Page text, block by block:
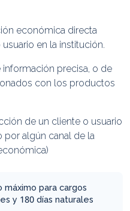
económica directa
en la institución.
información precisa, o de
con los productos
de un cliente o usuario
algún canal de la
máximo para cargos
y 180 días naturales